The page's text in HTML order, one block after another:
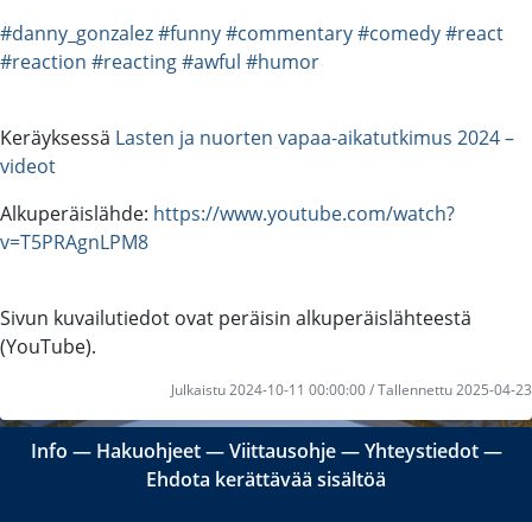
#danny_gonzalez#funny#commentary#comedy#react
#reaction #reacting#awful #humor
Keräyksessä Lasten ja nuorten vapaa-aikatutkimus 2024 –
videot
Alkuperäislähde: https://www.youtube.com/watch?
v=T5PRAgnLPM8
Sivun kuvailutiedot ovat peräisin alkuperäislähteestä
(YouTube).
Julkaistu 2024-10-11 00:00:00 / Tallennettu 2025-04-23
Info ― Hakuohjeet―Viittausohje―Yhteystiedot―
Ehdota kerättävää sisältöä